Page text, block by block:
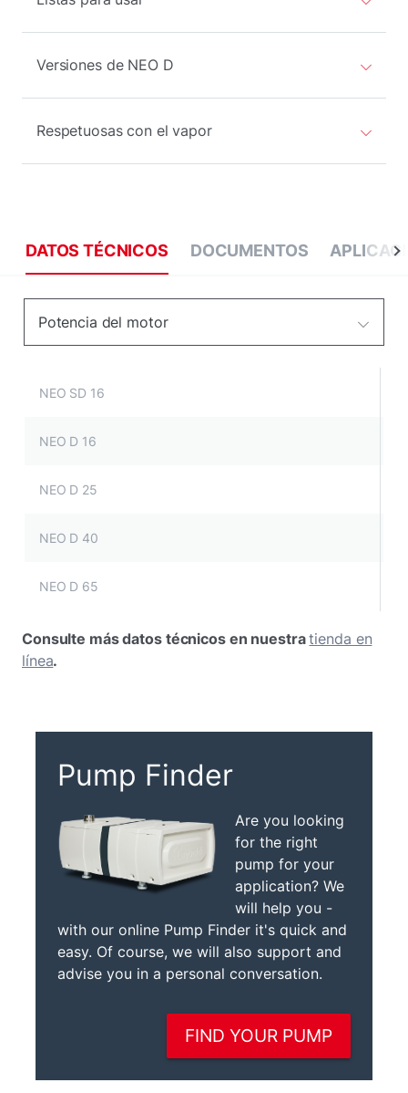
Versiones de NEO D
Respetuosas con el vapor
DATOS TÉCNICOS DOCUMENTOS
Potencia del motor
NEO SD 16
NEO D 16
NEO D 25
NEO D 40
NEO D 65
Consulte más datos técnicos en nuestratienda en
línea.